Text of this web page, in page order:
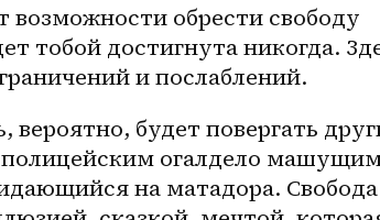
возможности обрести свободу
тобой достигнута никогда.
и послаблений.
будет повергать
полицейским огалдело
на матадора. Свобода